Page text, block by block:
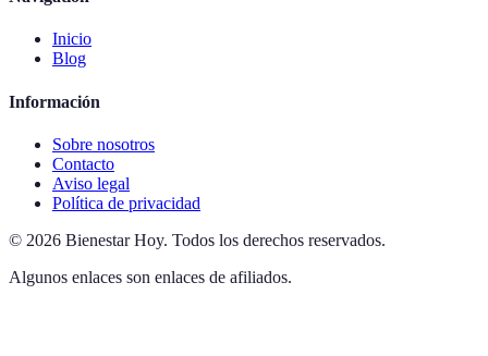
Inicio
Blog
Información
Sobre nosotros
Contacto
Aviso legal
Política de privacidad
© 2026 Bienestar Hoy. Todos los derechos reservados.
Algunos enlaces son enlaces de afiliados.